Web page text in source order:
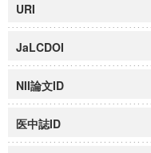
URI
JaLCDOI
NII論文ID
医中誌ID